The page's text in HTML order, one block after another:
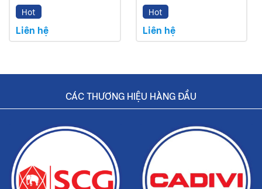
Hot
Liên hệ
Hot
Liên hệ
CÁC THƯƠNG HIỆU HÀNG ĐẦU